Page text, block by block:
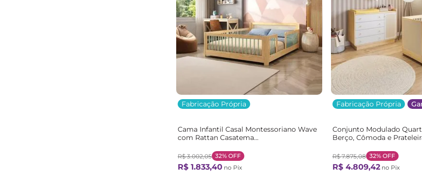
Fabricação Própria
Cama Infantil Casal Montessoriano Wave
com Rattan Casatema
R$ 3.002,05 32% OFF
R$ 1.833,40 no Pix
Fabricação Própria
Conjunto Modulado
Berço, Cômoda e
Branco/Marrom Branco/
R$ 7.875,08 32%OFF
R$ 4.809,42no Pix